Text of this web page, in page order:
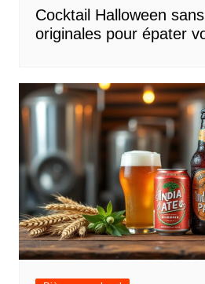
Cocktail Halloween
originales pour épater